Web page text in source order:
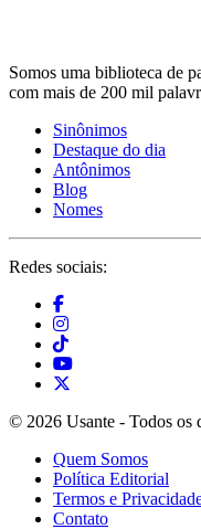
Somos uma biblioteca de
com mais de 200 mil
Sinônimos
Destaque do dia
Antônimos
Blog
Nomes
Redes sociais:
© 2026 Usante - Todos os
Quem Somos
Política Editorial
Termos e
Contato